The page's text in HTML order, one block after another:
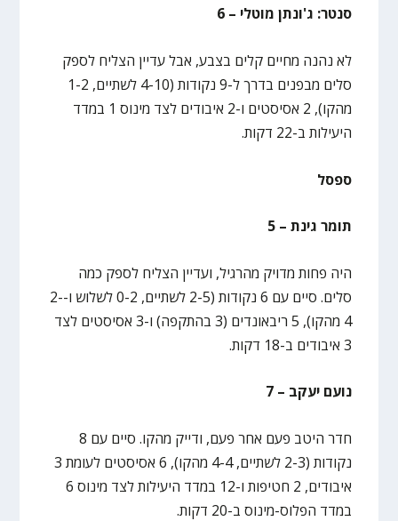
סנטר: ג'ונתן מוטלי – 6
לא נהנה מחיים קלים בצבע, אבל עדיין הצליח לספק
סלים מבפנים בדרך ל-9 נקודות (4-10 לשתיים, 1-2
מהקו), 2 אסיסטים ו-2 איבודים לצד מינוס 1 במדד
היעילות ב-22 דקות.
ספסל
תומר גינת – 5
היה פחות מדויק מהרגיל, ועדיין הצליח לספק כמה
סלים. סיים עם 6 נקודות (2-5 לשתיים, 0-2 לשלוש ו-2-
4 מהקו), 5 ריבאונדים (3 בהתקפה) ו-3 אסיסטים לצד
3 איבודים ב-18 דקות.
נועם יעקב – 7
חדר היטב פעם אחר פעם, ודייק מהקו. סיים עם 8
נקודות (2-3 לשתיים, 4-4 מהקו), 6 אסיסטים לעומת 3
איבודים, 2 חטיפות ו-12 במדד היעילות לצד מינוס 6
במדד הפלוס-מינוס ב-20 דקות.